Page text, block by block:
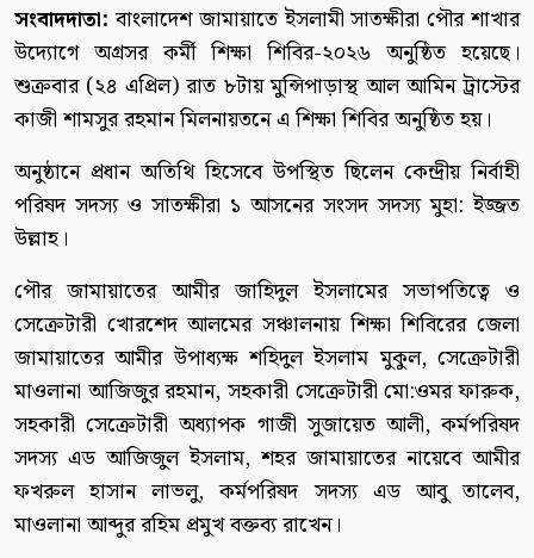
সংবাদদাতা: বাংলাদেশ জামায়াতে ইসলামী সাতক্ষীরা পৌর শাখার
উদ্যোগে অগ্রসর কর্মী শিক্ষা শিবির-২০২৬ অনুষ্ঠিত হয়েছে।
শুক্রবার (২৪ এপ্রিল) রাত ৮টায় মুন্সিপাড়াস্থ আল আমিন ট্রাস্টের
কাজী শামসুর রহমান মিলনায়তনে এ শিক্ষা শিবির অনুষ্ঠিত হয়।
অনুষ্ঠানে প্রধান অতিথি হিসেবে উপস্থিত ছিলেন কেন্দ্রীয় নির্বাহী
পরিষদ সদস্য ও সাতক্ষীরা ১ আসনের সংসদ সদস্য মুহা: ইজ্জত
উল্লাহ।
পৌর জামায়াতের আমীর জাহিদুল ইসলামের সভাপতিত্বে ও
সেক্রেটারী খোরশেদ আলমের সঞ্চালনায় শিক্ষা শিবিরের জেলা
জামায়াতের আমীর উপাধ্যক্ষ শহিদুল ইসলাম মুকুল, সেক্রেটারী
মাওলানা আজিজুর রহমান, সহকারী সেক্রেটারী মো:ওমর ফারুক,
সহকারী সেক্রেটারী অধ্যাপক গাজী সুজায়েত আলী, কর্মপরিষদ
সদস্য এড আজিজুল ইসলাম, শহর জামায়াতের নায়েবে আমীর
ফখরুল হাসান লাভলু, কর্মপরিষদ সদস্য এড আবু তালেব,
মাওলানা আব্দুর রহিম প্রমুখ বক্তব্য রাখেন।